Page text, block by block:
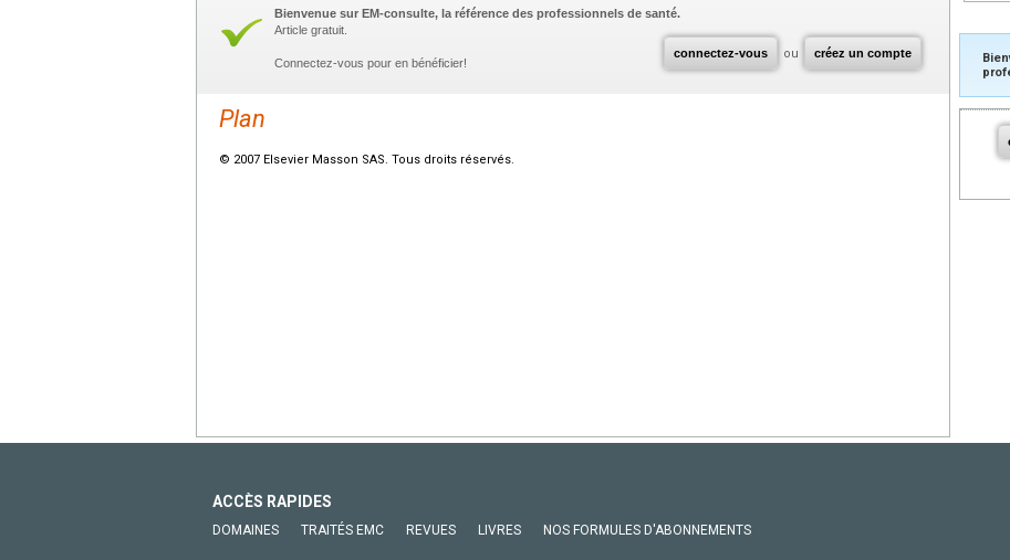
connectez-vous ou créez un compte
Bienvenue sur EM-consulte, la référence des professionnels de santé.
Article gratuit.
Connectez-vous pour en bénéficier!
Plan
© 2007 Elsevier Masson SAS. Tous droits réservés.
ACCÈS RAPIDES
DOMAINES TRAITÉS EMC REVUES LIVRES NOS FORMULES D'ABONNEMENTS